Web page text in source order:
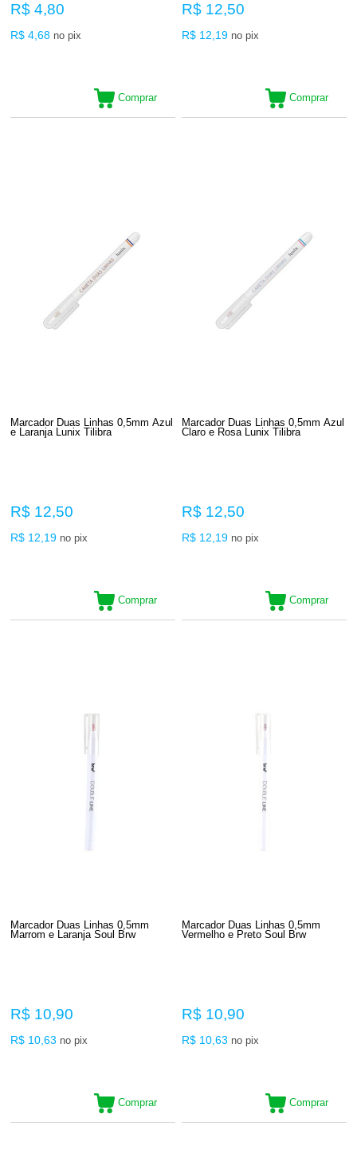
R$ 4,80
R$ 4,68 no pix
Comprar
R$ 12,50
R$ 12,19 no pix
Comprar
Marcador Duas Linhas 0,5mm Azul
e Laranja Lunix Tilibra
R$ 12,50
R$ 12,19 no pix
Comprar
Marcador Duas Linhas 0,5mm Azul
Claro e Rosa Lunix Tilibra
R$ 12,50
R$ 12,19 no pix
Comprar
Marcador Duas Linhas 0,5mm
Marrom e Laranja Soul Brw
R$ 10,90
R$ 10,63 no pix
Comprar
Marcador Duas Linhas 0,5mm
Vermelho e Preto Soul Brw
R$ 10,90
R$ 10,63 no pix
Comprar